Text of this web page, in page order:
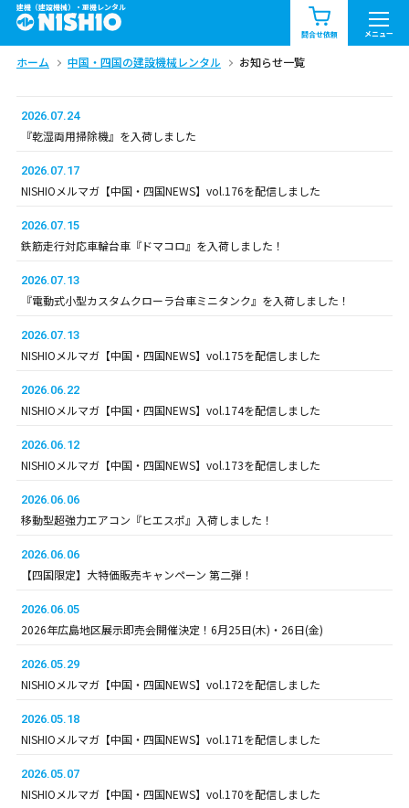
建機（建設機械）・重機レンタル
問合せ依頼 メニュー
商品一覧 お知らせ一覧
問合せ依頼リスト お問合せ
中部 関西 中国・四国
九州・沖縄（外部）
ホーム 中国・四国の建設機械レンタル お知らせ一覧
2026.07.24
『乾湿両用掃除機』を入荷しました
2026.07.17
NISHIOメルマガ【中国・四国NEWS】vol.176を配信しました
2026.07.15
鉄筋走行対応車輪台車『ドマコロ』を入荷しました！
2026.07.13
『電動式小型カスタムクローラ台車ミニタンク』を入荷しました！
2026.07.13
NISHIOメルマガ【中国・四国NEWS】vol.175を配信しました
2026.06.22
NISHIOメルマガ【中国・四国NEWS】vol.174を配信しました
2026.06.12
NISHIOメルマガ【中国・四国NEWS】vol.173を配信しました
2026.06.06
移動型超強力エアコン『ヒエスポ』入荷しました！
2026.06.06
【四国限定】大特価販売キャンペーン 第二弾！
2026.06.05
2026年広島地区展示即売会開催決定！6月25日(木)・26日(金)
2026.05.29
NISHIOメルマガ【中国・四国NEWS】vol.172を配信しました
2026.05.18
NISHIOメルマガ【中国・四国NEWS】vol.171を配信しました
2026.05.07
NISHIOメルマガ【中国・四国NEWS】vol.170を配信しました